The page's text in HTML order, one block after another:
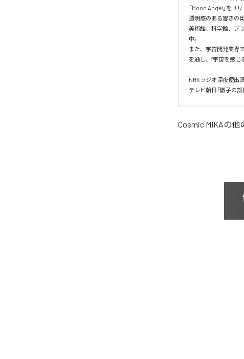
「Moon Angel」をリリ
透明感のある響きの
美術館、科学館、プ
中。
また、宇宙開発業界
を通し、“宇宙を感じ
NHKラジオ深夜便出演
テレビ朝日「徹子の
Cosmic MIKAの他